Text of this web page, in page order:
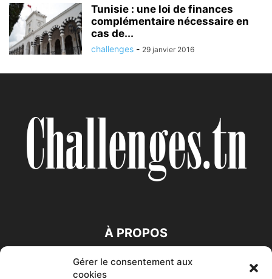
Gérer le consentement aux
cookies
Tunisie : une loi de finances
complémentaire nécessaire en
cas de...
challenges - 29 janvier 2016
À PROPOS
SUIVEZ NOUS